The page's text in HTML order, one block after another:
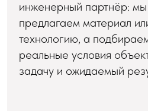
Политика конфиденциальности
Условия использования файлов cookie